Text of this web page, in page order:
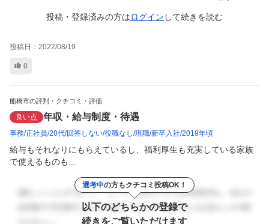
投稿・登録済みの方はログイン して続きを読む
投稿日： 2022/08/19
0
船橋市の評判・クチコミ・評価
良い点 年収・給与制度・待遇
事務 正社員 20代 回答しない 役職なし 現職 新卒入社 2019年頃
給与もそれなりにもらえているし、福利厚生も充実している家族
で使えるものも...
選考中の方もクチコミ投稿OK！
以下のどちらかの登録で
続きをご覧いただけます